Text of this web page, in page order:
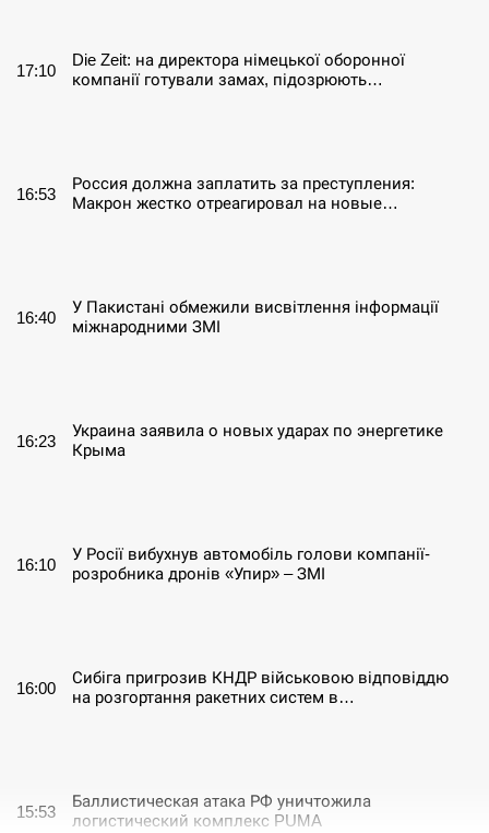
17:10
Die Zeit: на директора німецької оборонної
компанії готували замах, підозрюють…
16:53
Россия должна заплатить за преступления:
Макрон жестко отреагировал на новые…
16:40
У Пакистані обмежили висвітлення інформації
міжнародними ЗМІ
16:23
Украина заявила о новых ударах по энергетике
Крыма
16:10
У Росії вибухнув автомобіль голови компанії-
розробника дронів «Упир» – ЗМІ
16:00
Сибіга пригрозив КНДР військовою відповіддю
на розгортання ракетних систем в…
15:53
Баллистическая атака РФ уничтожила
логистический комплекс PUMA